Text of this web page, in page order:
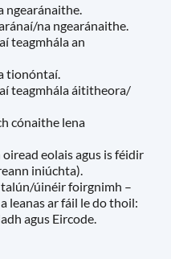
ngearánaithe.
na ngearánaithe.
teagmhála an
tionóntaí.
teagmhála áititheora/
cónaithe lena
eolais agus is féidir
iniúchta).
úinéir foirgnimh –
leanas ar fáil le do thoil:
agus Eircode.